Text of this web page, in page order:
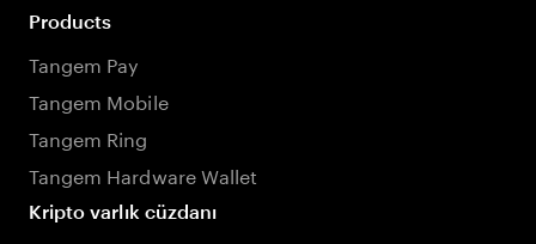
Products
Tangem Pay
Tangem Mobile
Tangem Ring
Tangem Hardware Wallet
Kripto varlık cüzdanı